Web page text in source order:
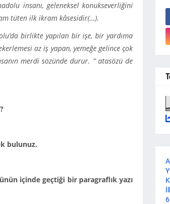
insanı, geleneksel konukseverliğini
tüten ilk ikram kâsesidir(…).
birlikte yapılan bir işe, bir yardıma
az iş yapan, yemeğe gelince çok
merdi sözünde durur. ” atasözü de
bulunuz.
içinde geçtiği bir paragraflık yazı